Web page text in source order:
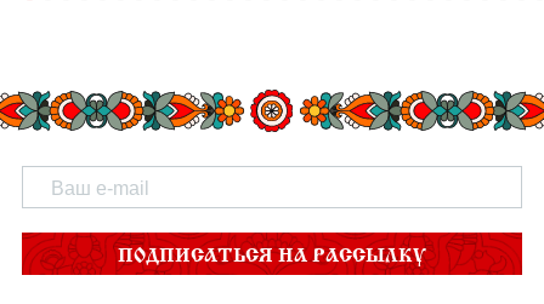
ПОДПИСАТЬСЯ НА РАССЫЛКУ